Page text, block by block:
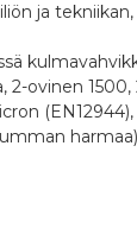
ja
2-ovinen